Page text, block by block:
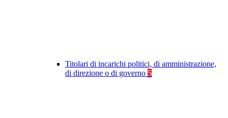
Titolari di incarichi politici, di amministrazione,
di direzione o di governo 5